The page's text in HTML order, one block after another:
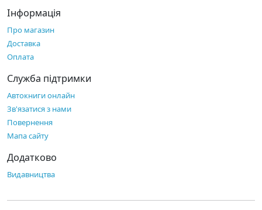
Інформація
Про магазин
Доставка
Оплата
Служба підтримки
Автокниги онлайн
Зв'язатися з нами
Повернення
Мапа сайту
Додатково
Видавництва